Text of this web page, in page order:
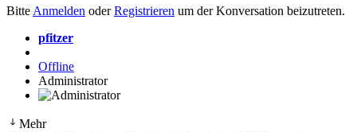
Bitte Anmelden oderRegistrieren um der Konversation beizutreten.
pfitzer
Offline
Administrator
Mehr